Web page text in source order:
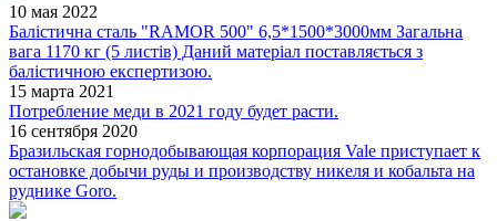
10 мая 2022
Балістична сталь "RAMOR 500" 6,5*1500*3000мм Загальна
вага 1170 кг (5 листів) Даний матеріал поставляється з
балістичною експертизою.
15 марта 2021
Потребление меди в 2021 году будет расти.
16 сентября 2020
Бразильская горнодобывающая корпорация Vale приступает к
остановке добычи руды и производству никеля и кобальта на
руднике Goro.